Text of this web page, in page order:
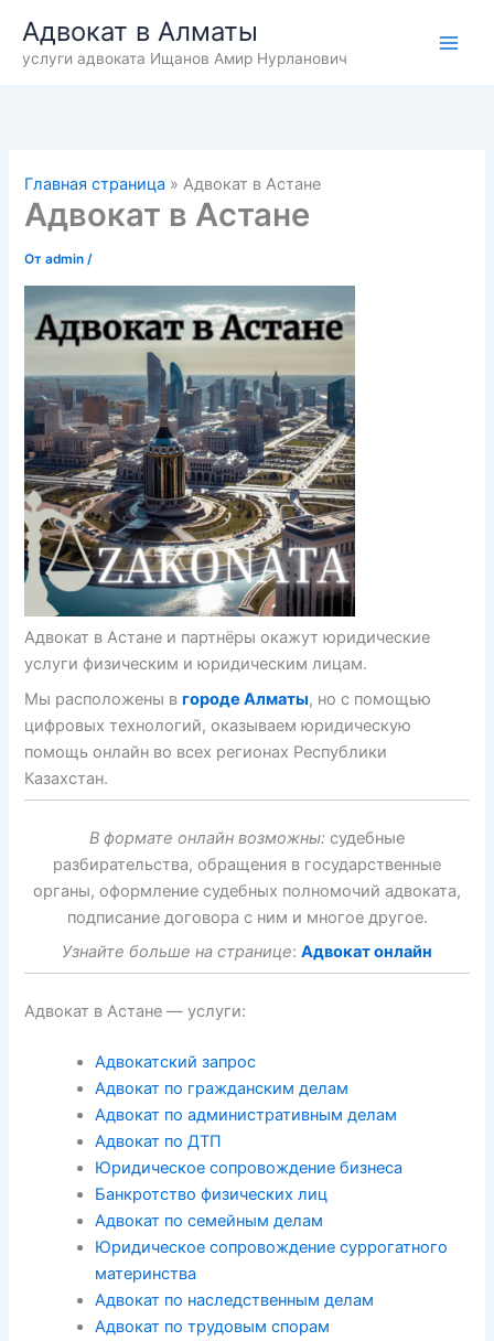
содержимому
Адвокат в Алматы
услуги адвоката Ищанов Амир Нурланович
Главная страница »Адвокат в Астане
Адвокат в Астане
Отadmin/
Адвокат в Астане и партнёры окажут юридические
услуги физическим и юридическим лицам.
Мы расположены вгороде Алматы, но с помощью
цифровых технологий, оказываем юридическую
помощь онлайн во всех регионах Республики
Казахстан.
В формате онлайн возможны: судебные
разбирательства, обращения в государственные
органы, оформление судебных полномочий адвоката,
подписание договора с ним и многое другое.
Узнайте больше на странице: Адвокат онлайн
Адвокат в Астане — услуги:
Адвокатский запрос
Адвокат по гражданским делам
Адвокат по административным делам
Адвокат по ДТП
Юридическое сопровождение бизнеса
Банкротство физических лиц
Адвокат по семейным делам
Юридическое сопровождение суррогатного
материнства
Адвокат по наследственным делам
Адвокат по трудовым спорам